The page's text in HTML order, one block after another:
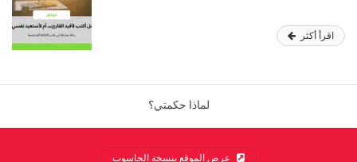
اقرأ أكثر
لماذا حكمتي؟
عرض الموقع بنسخة الحاسوب